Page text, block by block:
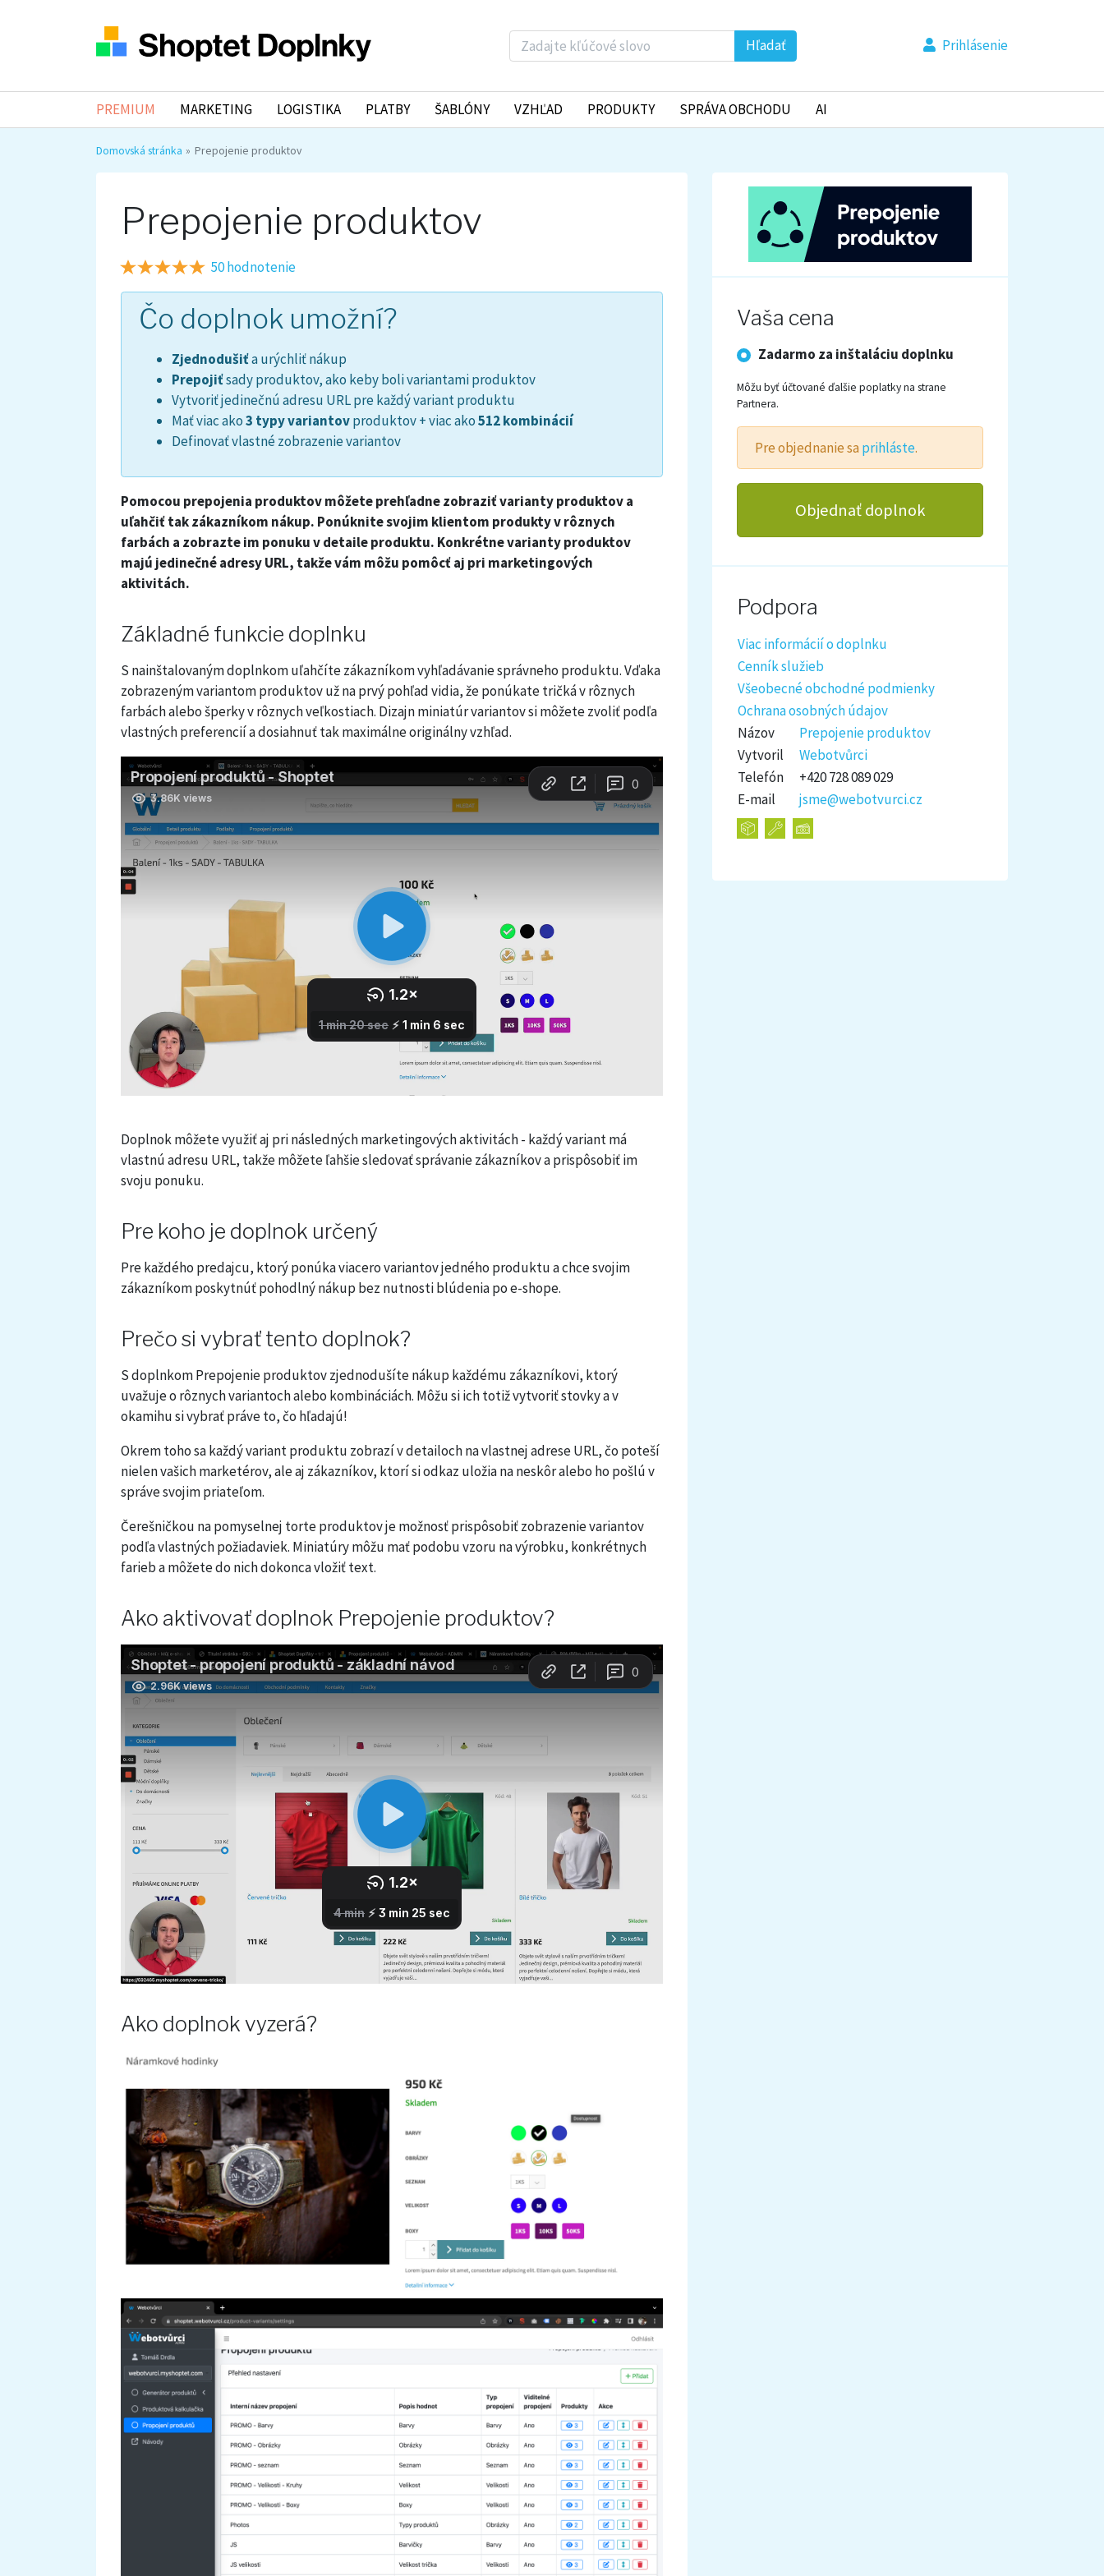
Hľadať Prihlásenie
PREMIUM MARKETING LOGISTIKA PLATBY ŠABLÓNY VZHĽAD PRODUKTY SPRÁVA OBCHODU AI
Domovská stránka Prepojenie produktov
Prepojenie produktov
50 hodnotenie
Čo doplnok umožní?
Zjednodušiťa urýchliť nákup
Prepojiťsady produktov, ako keby boli variantami produktov
Vytvoriť jedinečnú adresu URL pre každý variant produktu
Mať viac ako3 typy variantovproduktov + viac ako512 kombinácií
Definovať vlastné zobrazenie variantov
Pomocou prepojenia produktov môžete prehľadne zobraziť varianty produktov a
uľahčiť tak zákazníkom nákup. Ponúknite svojim klientom produkty v rôznych
farbách a zobrazte im ponuku v detaile produktu. Konkrétne varianty produktov
majú jedinečné adresy URL, takže vám môžu pomôcť aj pri marketingových
aktivitách.
Základné funkcie doplnku
S nainštalovaným doplnkom uľahčíte zákazníkom vyhľadávanie správneho produktu. Vďaka
zobrazeným variantom produktov už na prvý pohľad vidia, že ponúkate tričká v rôznych
farbách alebo šperky v rôznych veľkostiach. Dizajn miniatúr variantov si môžete zvoliť podľa
vlastných preferencií a dosiahnuť tak maximálne originálny vzhľad.
Doplnok môžete využiť aj pri následných marketingových aktivitách - každý variant má
vlastnú adresu URL, takže môžete ľahšie sledovať správanie zákazníkov a prispôsobiť im
svoju ponuku.
Pre koho je doplnok určený
Pre každého predajcu, ktorý ponúka viacero variantov jedného produktu a chce svojim
zákazníkom poskytnúť pohodlný nákup bez nutnosti blúdenia po e-shope.
Prečo si vybrať tento doplnok?
S doplnkom Prepojenie produktov zjednodušíte nákup každému zákazníkovi, ktorý
uvažuje o rôznych variantoch alebo kombináciách. Môžu si ich totiž vytvoriť stovky a v
okamihu si vybrať práve to, čo hľadajú!
Okrem toho sa každý variant produktu zobrazí v detailoch na vlastnej adrese URL, čo poteší
nielen vašich marketérov, ale aj zákazníkov, ktorí si odkaz uložia na neskôr alebo ho pošlú v
správe svojim priateľom.
Čerešničkou na pomyselnej torte produktov je možnosť prispôsobiť zobrazenie variantov
podľa vlastných požiadaviek. Miniatúry môžu mať podobu vzoru na výrobku, konkrétnych
farieb a môžete do nich dokonca vložiť text.
Ako aktivovať doplnok Prepojenie produktov?
Ako doplnok vyzerá?
Vaša cena
Zadarmo za inštaláciu doplnku
Môžu byť účtované ďalšie poplatky na strane
Partnera.
Pre objednanie sa prihláste.
Objednať doplnok
Podpora
Viac informácií o doplnku
Cenník služieb
Všeobecné obchodné podmienky
Ochrana osobných údajov
Názov
Prepojenie produktov
Vytvoril
Webotvůrci
Telefón
+420 728 089 029
E-mail
jsme@webotvurci.cz